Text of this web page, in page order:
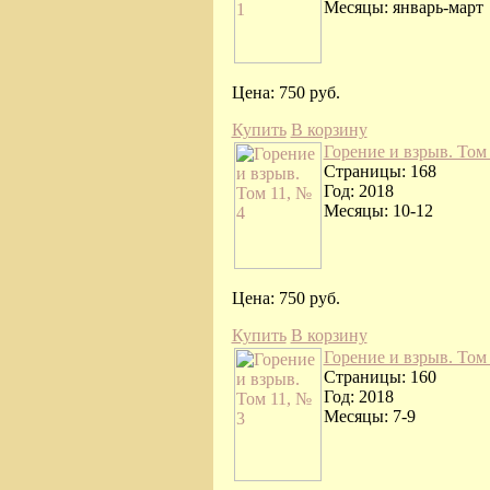
Месяцы: январь-март
Цена: 750 руб.
Купить В корзину
Горение и взрыв.
Страницы: 168
Год: 2018
Месяцы: 10-12
Цена: 750 руб.
Купить В корзину
Горение и взрыв.
Страницы: 160
Год: 2018
Месяцы: 7-9